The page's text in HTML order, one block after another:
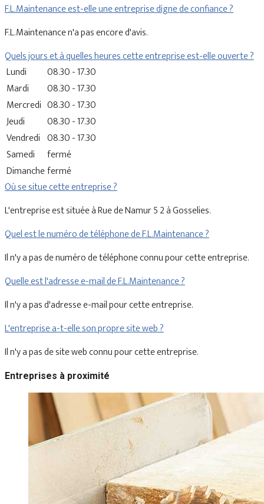
F.L.Maintenance est-elle une entreprise digne de confiance ?
F.L.Maintenance n'a pas encore d'avis.
Quels jours et à quelles heures cette entreprise est-elle ouverte ?
Lundi
08.30 - 17.30
Mardi
08.30 - 17.30
Mercredi 08.30 - 17.30
Jeudi
08.30 - 17.30
Vendredi 08.30 - 17.30
Samedi
fermé
Dimanchefermé
Où se situe cette entreprise ?
L'entreprise est située à Rue de Namur 5 2 à Gosselies.
Quel est le numéro de téléphone de F.L.Maintenance ?
Il n'y a pas de numéro de téléphone connu pour cette entreprise.
Quelle est l'adresse e-mail de F.L.Maintenance ?
Il n'y a pas d'adresse e-mail pour cette entreprise.
L'entreprise a-t-elle son propre site web ?
Il n'y a pas de site web connu pour cette entreprise.
Entreprises à proximité